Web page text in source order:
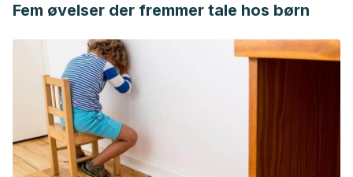
Fem øvelser der fremmer tale hos børn